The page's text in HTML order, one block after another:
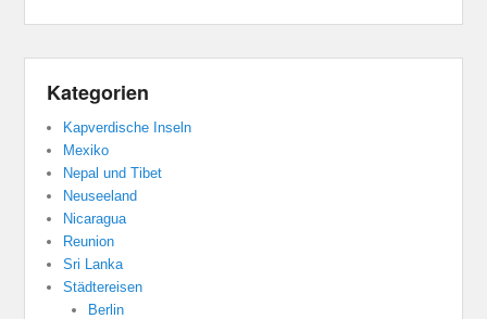
Kategorien
Kapverdische Inseln
Mexiko
Nepal und Tibet
Neuseeland
Nicaragua
Reunion
Sri Lanka
Städtereisen
Berlin